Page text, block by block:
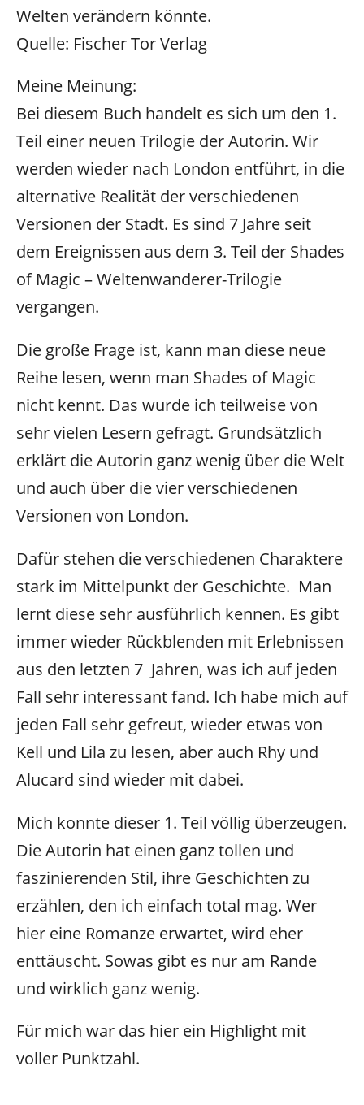
Welten verändern könnte.
Quelle: Fischer Tor Verlag
Meine Meinung:
Bei diesem Buch handelt es sich um den 1.
Teil einer neuen Trilogie der Autorin. Wir
werden wieder nach London entführt, in die
alternative Realität der verschiedenen
Versionen der Stadt. Es sind 7 Jahre seit
dem Ereignissen aus dem 3. Teil der Shades
of Magic – Weltenwanderer-Trilogie
vergangen.
Die große Frage ist, kann man diese neue
Reihe lesen, wenn man Shades of Magic
nicht kennt. Das wurde ich teilweise von
sehr vielen Lesern gefragt. Grundsätzlich
erklärt die Autorin ganz wenig über die Welt
und auch über die vier verschiedenen
Versionen von London.
Dafür stehen die verschiedenen Charaktere
stark im Mittelpunkt der Geschichte. Man
lernt diese sehr ausführlich kennen. Es gibt
immer wieder Rückblenden mit Erlebnissen
aus den letzten 7 Jahren, was ich auf jeden
Fall sehr interessant fand. Ich habe mich auf
jeden Fall sehr gefreut, wieder etwas von
Kell und Lila zu lesen, aber auch Rhy und
Alucard sind wieder mit dabei.
Mich konnte dieser 1. Teil völlig überzeugen.
Die Autorin hat einen ganz tollen und
faszinierenden Stil, ihre Geschichten zu
erzählen, den ich einfach total mag. Wer
hier eine Romanze erwartet, wird eher
enttäuscht. Sowas gibt es nur am Rande
und wirklich ganz wenig.
Für mich war das hier ein Highlight mit
voller Punktzahl.